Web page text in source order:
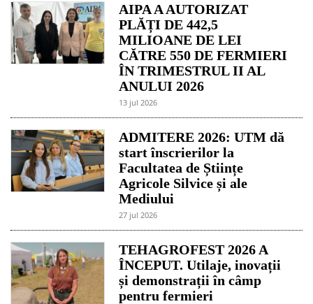
AIPA A AUTORIZAT
PLĂȚI DE 442,5
MILIOANE DE LEI
CĂTRE 550 DE FERMIERI
ÎN TRIMESTRUL II AL
ANULUI 2026
13 jul 2026
ADMITERE 2026: UTM dă
start înscrierilor la
Facultatea de Științe
Agricole Silvice și ale
Mediului
27 jul 2026
TEHAGROFEST 2026 A
ÎNCEPUT. Utilaje, inovații
și demonstrații în câmp
pentru fermieri